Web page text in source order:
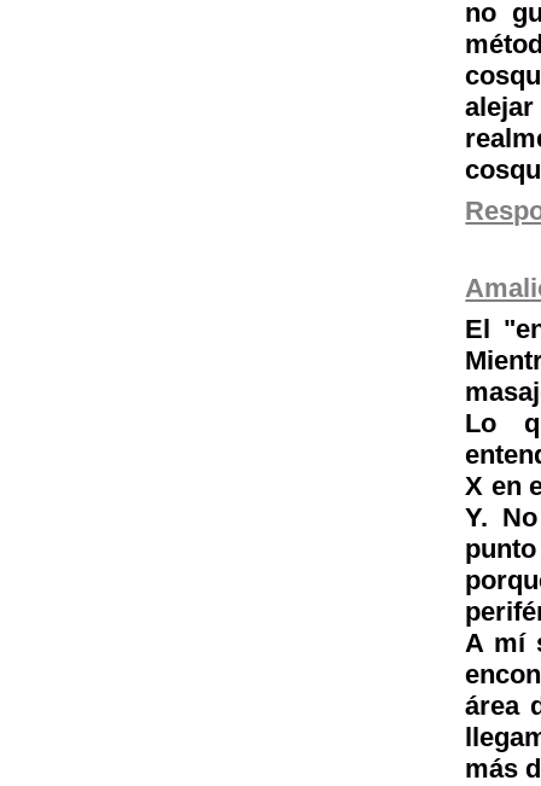
no
El
Lo
X en
Y.
A mí
área
más